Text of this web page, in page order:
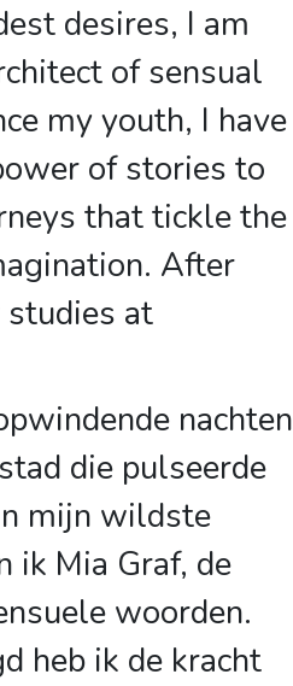
desires, I am
of sensual
my youth, I have
of stories to
that tickle the
After
at
nachten
die pulseerde
mijn wildste
ik Mia Graf, de
woorden.
heb ik de kracht